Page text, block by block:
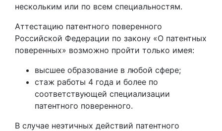
нескольким или по всем специальностям.
Аттестацию патентного поверенного
Российской Федерации по закону «О патентных
поверенных» возможно пройти только имея:
высшее образование в любой сфере;
стаж работы 4 года и более по
соответствующей специализации
патентного поверенного.
В случае неэтичных действий патентного